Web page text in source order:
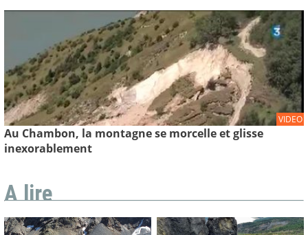
VIDEO
Au Chambon, la montagne se morcelle et glisse
inexorablement
A lire